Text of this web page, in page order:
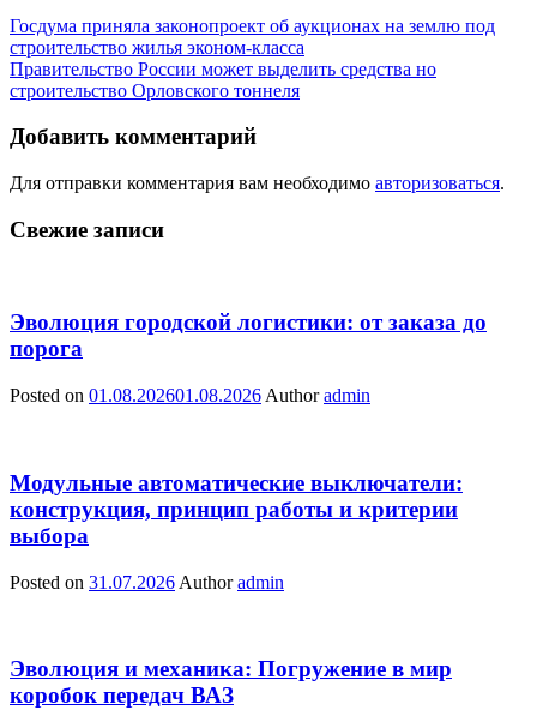
Госдума приняла законопроект об аукционах на землю под
строительство жилья эконом-класса
Правительство России может выделить средства но
строительство Орловского тоннеля
Добавить комментарий
Для отправки комментария вам необходимо авторизоваться.
Свежие записи
Эволюция городской логистики: от заказа до
порога
Posted on 01.08.202601.08.2026 Author admin
Модульные автоматические выключатели:
конструкция, принцип работы и критерии
выбора
Posted on 31.07.2026 Author admin
Эволюция и механика: Погружение в мир
коробок передач ВАЗ